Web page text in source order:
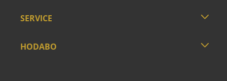
SERVICE
HODABO